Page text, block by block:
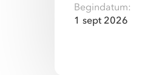
Begindatum:
1 sept 2026